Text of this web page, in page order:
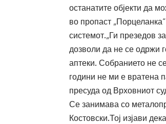
останатите објекти да
во пропаст
системот.„Ги презедов
дозволи да не се одржи
аптеки. Собранието не
години не ми е вратена
пресуда од Врховниот
Се занимава со
Костовски.Тој изјави